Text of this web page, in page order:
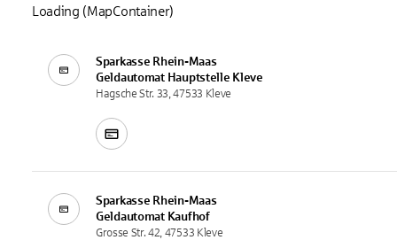
Sparkasse Rhein-Maas
Geldautomat Hauptstelle Kleve
Hagsche Str. 33, 47533 Kleve
Sparkasse Rhein-Maas
Geldautomat Kaufhof
Grosse Str. 42, 47533 Kleve
Loading (MapContainer)